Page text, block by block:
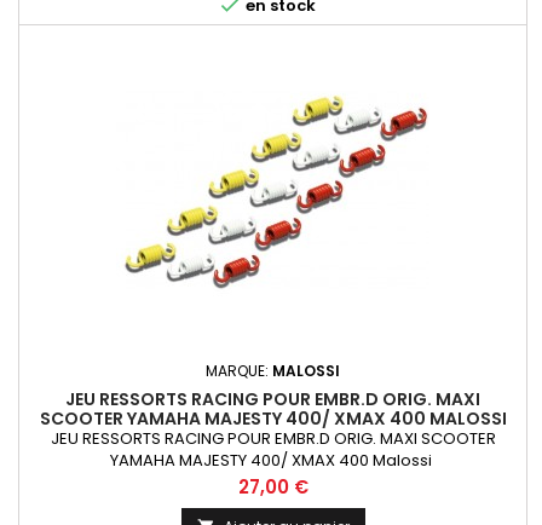
en stock
MARQUE: MALOSSI
JEU RESSORTS RACING POUR EMBR.D ORIG. MAXI
SCOOTER YAMAHA MAJESTY 400/ XMAX 400 MALOSSI
JEU RESSORTS RACING POUR EMBR.D ORIG. MAXI SCOOTER
YAMAHA MAJESTY 400/ XMAX 400 Malossi
Prix
27,00 €